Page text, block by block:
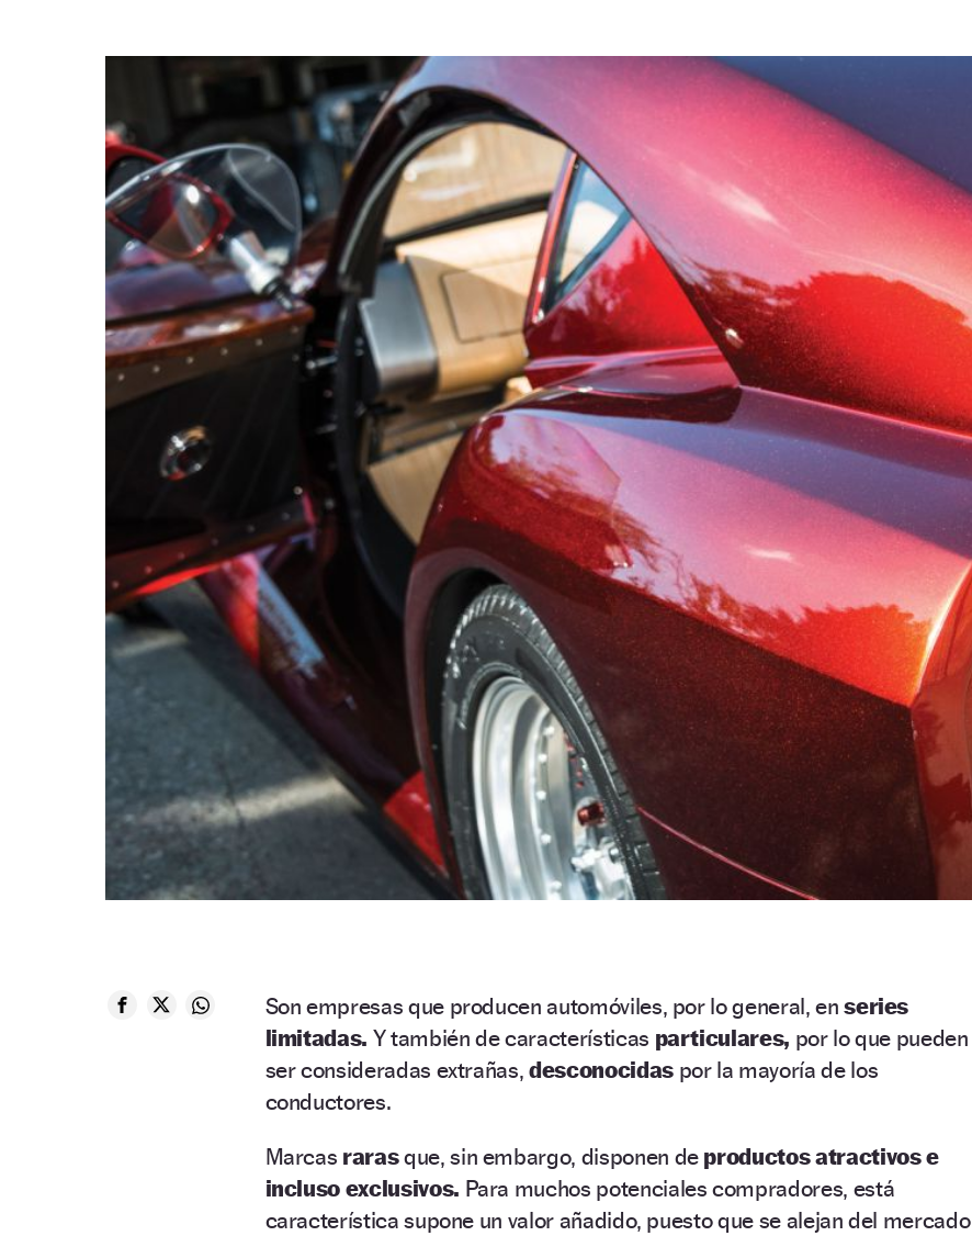
Son empresas que producen automóviles, por lo general, enseries
limitadas. Y también de características particulares, por lo que pueden
ser consideradas extrañas,desconocidas por la mayoría de los
conductores.
Marcas rarasque, sin embargo, disponen de productos atractivos e
incluso exclusivos. Para muchos potenciales compradores, está
característica supone un valor añadido, puesto que se alejan del mercado